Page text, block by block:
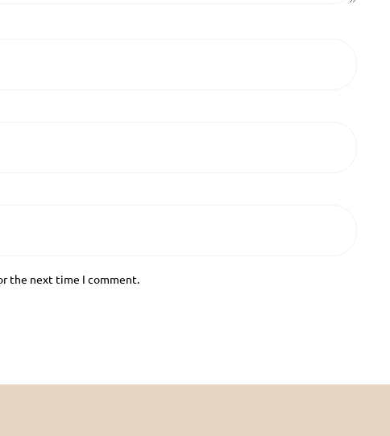
the next time I comment.